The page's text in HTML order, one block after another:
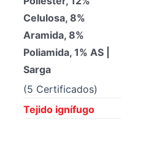
Celulosa, 8%
Aramida, 8%
Poliamida, 1% AS |
Sarga
(5 Certificados)
Tejido ignífugo